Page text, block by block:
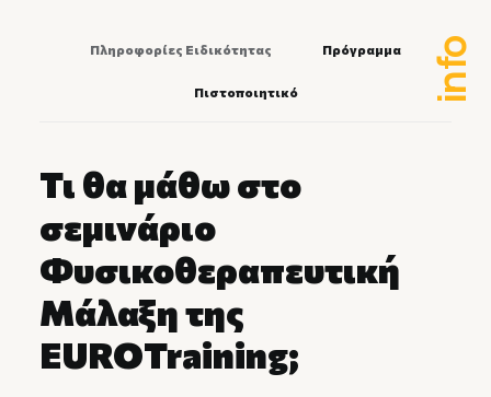
Πληροφορίες Ειδικότητας Πρόγραμμα
Πιστοποιητικό
Τι θα μάθω στο
σεμινάριο
Φυσικοθεραπευτική
Μάλαξη της
EUROTraining;
info